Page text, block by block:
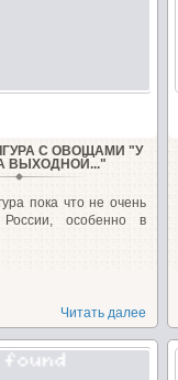
С ОВОЩАМИ "У
ВЫХОДНОЙ..."
пока что не очень
особенно в
Читать далее